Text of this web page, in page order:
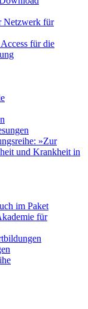
Netzwerk für
für die
»Zur
und Krankheit in
im Paket
für